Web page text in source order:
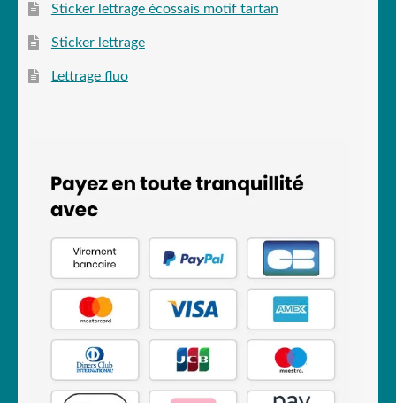
Sticker lettrage écossais motif tartan
Sticker lettrage
Lettrage fluo